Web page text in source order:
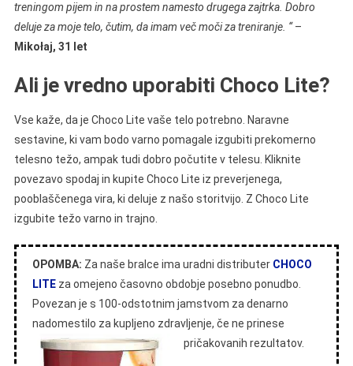
treningom pijem in na prostem namesto drugega zajtrka. Dobro
deluje za moje telo, čutim, da imam več moči za treniranje. “–
Mikołaj, 31 let
Ali je vredno uporabiti Choco Lite?
Vse kaže, da je Choco Lite vaše telo potrebno. Naravne
sestavine, ki vam bodo varno pomagale izgubiti prekomerno
telesno težo, ampak tudi dobro počutite v telesu. Kliknite
povezavo spodaj in kupite Choco Lite iz preverjenega,
pooblaščenega vira, ki deluje z našo storitvijo. Z Choco Lite
izgubite težo varno in trajno.
OPOMBA: Za naše bralce ima uradni distributer CHOCO
LITEza omejeno časovno obdobje posebno ponudbo.
Povezan je s 100-odstotnim jamstvom za denarno
nadomestilo za kupljeno zdravljenje, če ne prinese
pričakovanih rezultatov.